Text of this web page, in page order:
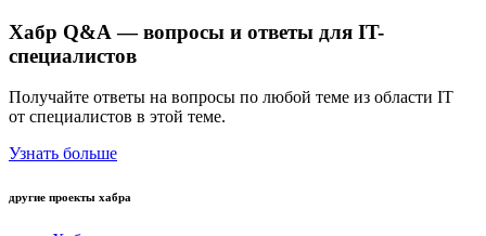
Хабр Q&A — вопросы и ответы для IT-
специалистов
Получайте ответы на вопросы по любой теме из области IT
от специалистов в этой теме.
Узнать больше
другие проекты хабра